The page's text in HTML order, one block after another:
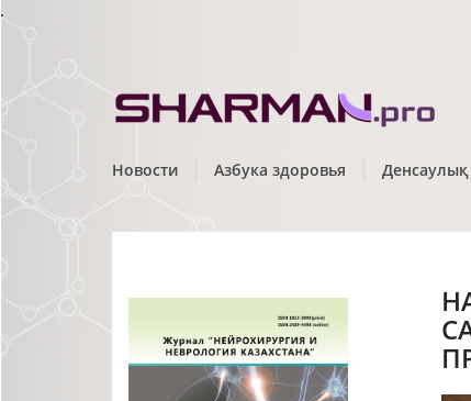
.
Новости Азбука здоровья Денсаулық